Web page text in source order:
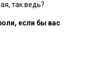
так ведь?
если бы вас